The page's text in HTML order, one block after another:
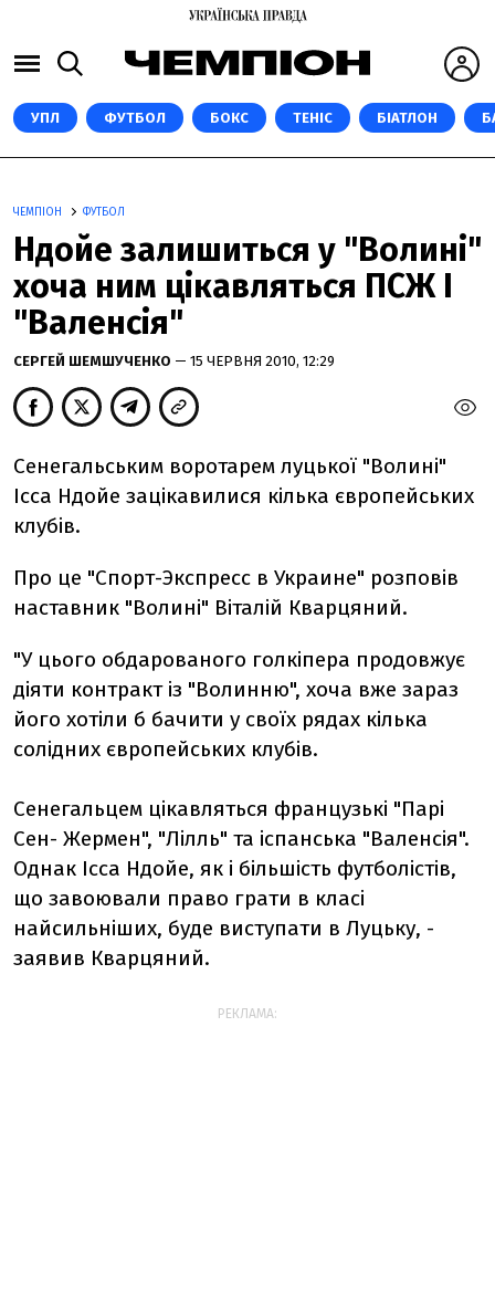
УПЛ ФУТБОЛ БОКС ТЕНІС БІАТЛОН
ЧЕМПІОН ФУТБОЛ
Ндойе залишиться у "Волині"
хоча ним цікавляться ПСЖ І
"Валенсія"
СЕРГЕЙ ШЕМШУЧЕНКО — 15 ЧЕРВНЯ 2010, 12:29
Сенегальським воротарем луцької "Волині"
Ісса Ндойе зацікавилися кілька європейських
клубів.
Про це "Спорт-Экспресс в Украине" розповів
наставник "Волині" Віталій Кварцяний.
"У цього обдарованого голкіпера продовжує
діяти контракт із "Волинню", хоча вже зараз
його хотіли б бачити у своїх рядах кілька
солідних європейських клубів.
Сенегальцем цікавляться французькі "Парі
Сен- Жермен", "Лілль" та іспанська "Валенсія".
Однак Ісса Ндойе, як і більшість футболістів,
що завоювали право грати в класі
найсильніших, буде виступати в Луцьку, -
заявив Кварцяний.
РЕКЛАМА: